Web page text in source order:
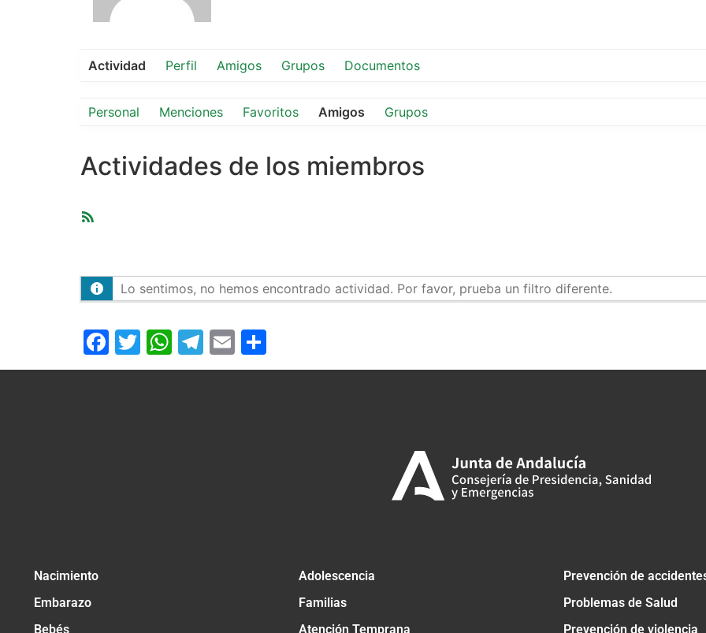
Actividad Perfil Amigos Grupos Documentos
Personal Menciones Favoritos Amigos Grupos
Actividades de los miembros
Lo sentimos, no hemos encontrado actividad. Por favor, prueba un filtro diferente.
Facebook
Twitter
WhatsApp
Telegram
Email
Nacimiento
Embarazo
Bebés
Adolescencia
Familias
Atención Temprana
Prevención de
Problemas de Salud
Prevención de violencia